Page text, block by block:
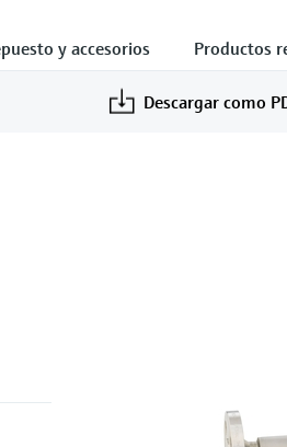
y accesorios Productos
Descargar como